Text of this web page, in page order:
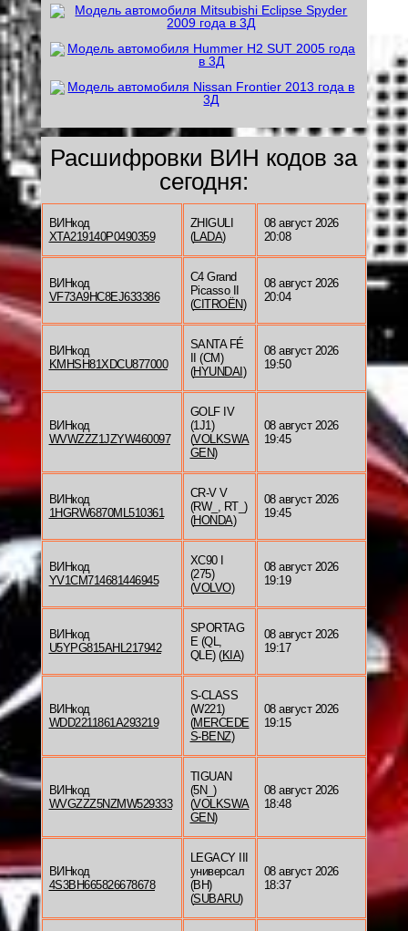
Расшифровки ВИН кодов за
сегодня:
ВИНкод
XTA219140P0490359
ZHIGULI
(LADA)
08 август 2026
20:08
ВИНкод
VF73A9HC8EJ633386
C4 Grand
Picasso II
(CITROËN)
08 август 2026
20:04
ВИНкод
KMHSH81XDCU877000
SANTA FÉ
II (CM)
(HYUNDAI )
08 август 2026
19:50
ВИНкод
WVWZZZ1JZYW460097
GOLF IV
(1J1)
(VOLKSWA
GEN)
08 август 2026
19:45
ВИНкод
1HGRW6870ML510361
CR-V V
(RW_, RT_)
(HONDA)
08 август 2026
19:45
ВИНкод
YV1CM714681446945
XC90 I
(275)
(VOLVO)
08 август 2026
19:19
ВИНкод
U5YPG815AHL217942
SPORTAG
E (QL,
QLE) (KIA)
08 август 2026
19:17
ВИНкод
WDD2211861A293219
S-CLASS
(W221)
(MERCEDE
S-BENZ)
08 август 2026
19:15
ВИНкод
WVGZZZ5NZMW529333
TIGUAN
(5N_)
(VOLKSWA
GEN)
08 август 2026
18:48
ВИНкод
4S3BH665826678678
LEGACY III
универсал
(BH)
(SUBARU)
08 август 2026
18:37